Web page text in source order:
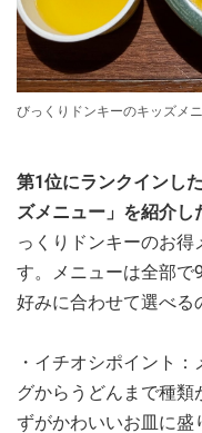
びっくりドンキーのキッズメ
第1位にランクインし
ズメニュー」を紹介し
っくりドンキーのお
す。メニューは全部で
好みに合わせて選べる
・イチオシポイント
グからうどんまで種
ずがかわいいお皿に盛